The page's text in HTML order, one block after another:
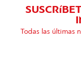
Todas las últimas